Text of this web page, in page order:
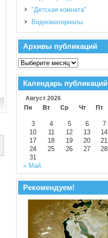
"Детская комната"
Видеоматериалы
Архивы публикаций
Календарь публикаций
Август 2026
Пн
Вт Ср Чт Пт
3
4 5 6 7
10
11 12 13 14
17
18 19 20 21
24
25 26 27 28
31
« Май
Рекомендуем!